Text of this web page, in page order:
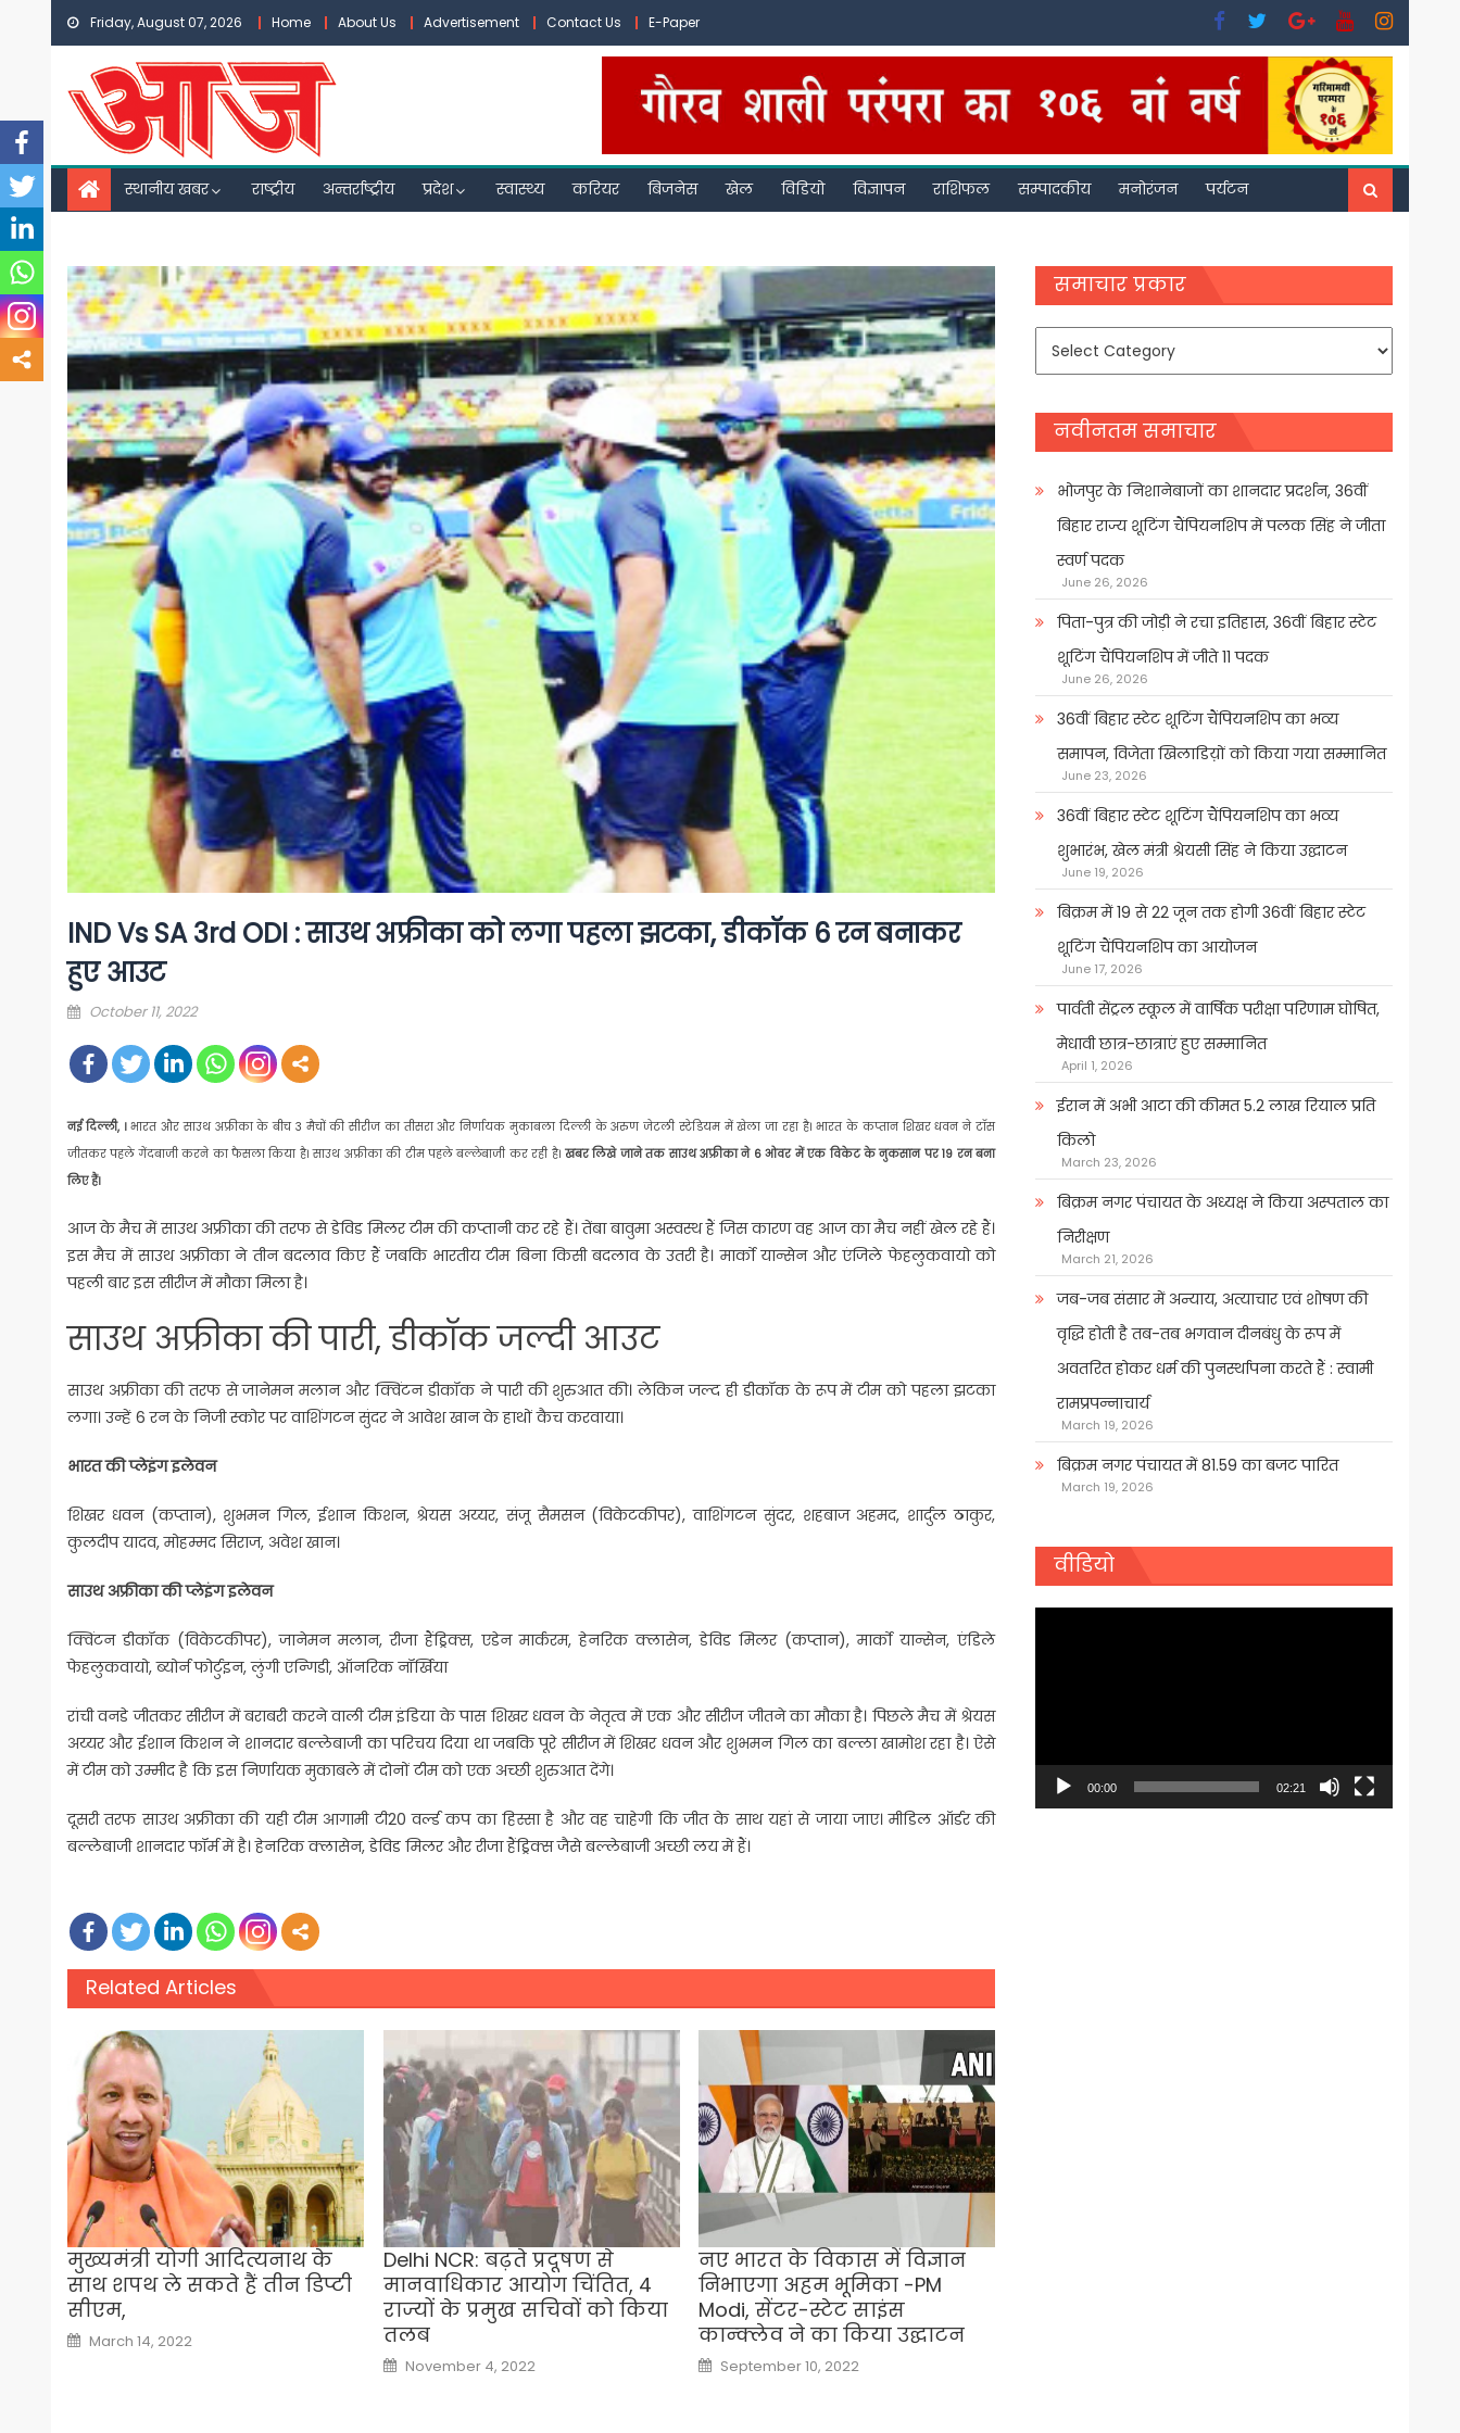
Skip
content
Friday, August 07, 2026 Home About Us Advertisement Contact Us E-Paper
स्थानीय खबर राष्ट्रीय अन्तर्राष्ट्रीय प्रदेश स्वास्थ्य करियर बिजनेस खेल विडियो विज्ञापन राशिफल सम्पादकीय मनोरंजन पर्यटन
IND Vs SA 3rd ODI : साउथ अफ्रीका को लगा पहला झटका, डीकॉक 6 रन बनाकर
हुए आउट
Posted
October 11, 2022
नई दिल्ली, ।भारत और साउथ अफ्रीका के बीच 3 मैचों की सीरीज का तीसरा और निर्णायक मुकाबला दिल्ली के अरुण जेटली स्टेडियम में खेला जा रहा है। भारत के कप्तान शिखर धवन ने टॉस
जीतकर पहले गेंदबाजी करने का फैसला किया है। साउथ अफ्रीका की टीम पहले बल्लेबाजी कर रही है। खबर लिखे जाने तक साउथ अफ्रीका ने 6 ओवर में एक विकेट के नुकसान पर 19 रन बना
लिए हैं।
आज के मैच में साउथ अफ्रीका की तरफ से डेविड मिलर टीम की कप्तानी कर रहे हैं। तेंबा बावुमा अस्वस्थ हैं जिस कारण वह आज का मैच नहीं खेल रहे हैं।
इस मैच में साउथ अफ्रीका ने तीन बदलाव किए हैं जबकि भारतीय टीम बिना किसी बदलाव के उतरी है। मार्को यान्सेन और एंजिले फेहलुकवायो को
पहली बार इस सीरीज में मौका मिला है।
साउथ अफ्रीका की पारी, डीकॉक जल्दी आउट
साउथ अफ्रीका की तरफ से जानेमन मलान और क्विंटन डीकॉक ने पारी की शुरुआत की। लेकिन जल्द ही डीकॉक के रूप में टीम को पहला झटका
लगा। उन्हें 6 रन के निजी स्कोर पर वाशिंगटन सुंदर ने आवेश खान के हाथों कैच करवाया।
भारत की प्लेइंग इलेवन
शिखर धवन (कप्तान), शुभमन गिल, ईशान किशन, श्रेयस अय्यर, संजू सैमसन (विकेटकीपर), वाशिंगटन सुंदर, शहबाज अहमद, शार्दुल ठाकुर,
कुलदीप यादव, मोहम्मद सिराज, अवेश खान।
साउथ अफ्रीका की प्लेइंग इलेवन
क्विंटन डीकॉक (विकेटकीपर), जानेमन मलान, रीजा हैंड्रिक्स, एडेन मार्करम, हेनरिक क्लासेन, डेविड मिलर (कप्तान), मार्को यान्सेन, एंडिले
फेहलुकवायो, ब्योर्न फोर्टुइन, लुंगी एन्गिडी, ऑनरिक नॉर्खिया
रांची वनडे जीतकर सीरीज में बराबरी करने वाली टीम इंडिया के पास शिखर धवन के नेतृत्व में एक और सीरीज जीतने का मौका है। पिछले मैच में श्रेयस
अय्यर और ईशान किशन ने शानदार बल्लेबाजी का परिचय दिया था जबकि पूरे सीरीज में शिखर धवन और शुभमन गिल का बल्ला खामोश रहा है। ऐसे
में टीम को उम्मीद है कि इस निर्णायक मुकाबले में दोनों टीम को एक अच्छी शुरुआत देंगे।
दूसरी तरफ साउथ अफ्रीका की यही टीम आगामी टी20 वर्ल्ड कप का हिस्सा है और वह चाहेगी कि जीत के साथ यहां से जाया जाए। मीडिल ऑर्डर की
बल्लेबाजी शानदार फॉर्म में है। हेनरिक क्लासेन, डेविड मिलर और रीजा हैंड्रिक्स जैसे बल्लेबाजी अच्छी लय में हैं।
Related Articles
मुख्यमंत्री योगी आदित्यनाथ के
साथ शपथ ले सकते हैं तीन डिप्टी
सीएम,
Posted
on
March 14, 2022
Delhi NCR: बढ़ते प्रदूषण से
मानवाधिकार आयोग चिंतित, 4
राज्यों के प्रमुख सचिवों को किया
तलब
Posted
on
November 4, 2022
नए भारत के विकास में विज्ञान
निभाएगा अहम भूमिका -PM
Modi, सेंटर-स्टेट साइंस
कान्क्लेव ने का किया उद्घाटन
Posted
on
September 10, 2022
समाचार प्रकार
समाचार
नवीनतम समाचार
भोजपुर के निशानेबाजों का शानदार प्रदर्शन, 36वीं
बिहार राज्य शूटिंग चैंपियनशिप में पलक सिंह ने जीता
स्वर्ण पदक
June 26, 2026
पिता-पुत्र की जोड़ी ने रचा इतिहास, 36वीं बिहार स्टेट
शूटिंग चैंपियनशिप में जीते 11 पदक
June 26, 2026
36वीं बिहार स्टेट शूटिंग चैंपियनशिप का भव्य
समापन, विजेता खिलाडिय़ों को किया गया सम्मानित
June 23, 2026
36वीं बिहार स्टेट शूटिंग चैंपियनशिप का भव्य
शुभारंभ, खेल मंत्री श्रेयसी सिंह ने किया उद्घाटन
June 19, 2026
बिक्रम में 19 से 22 जून तक होगी 36वीं बिहार स्टेट
शूटिंग चैंपियनशिप का आयोजन
June 17, 2026
पार्वती सेंट्रल स्कूल में वार्षिक परीक्षा परिणाम घोषित,
मेधावी छात्र-छात्राएं हुए सम्मानित
April 1, 2026
ईरान में अभी आटा की कीमत 5.2 लाख रियाल प्रति
किलो
March 23, 2026
बिक्रम नगर पंचायत के अध्यक्ष ने किया अस्पताल का
निरीक्षण
March 21, 2026
जब-जब संसार में अन्याय, अत्याचार एवं शोषण की
वृद्धि होती है तब-तब भगवान दीनबंधु के रूप में
अवतरित होकर धर्म की पुनर्स्थापना करते हैं : स्वामी
रामप्रपन्नाचार्य
March 19, 2026
बिक्रम नगर पंचायत में 81.59 का बजट पारित
March 19, 2026
वीडियो
00:00 02:21